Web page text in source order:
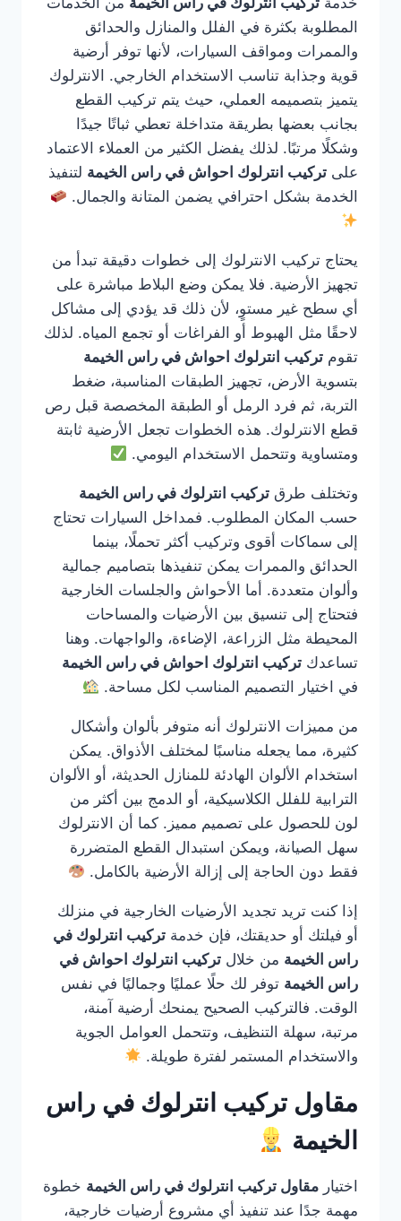
المطلوبة بكثرة في الفلل والمنازل والحدائق
والممرات ومواقف السيارات، لأنها توفر أرضية
قوية وجذابة تناسب الاستخدام الخارجي. الانترلوك
يتميز بتصميمه العملي، حيث يتم تركيب القطع
بجانب بعضها بطريقة متداخلة تعطي ثباتًا جيدًا
وشكلًا مرتبًا. لذلك يفضل الكثير من العملاء الاعتماد
على تركيب انترلوك احواش في راس الخيمة لتنفيذ
الخدمة بشكل احترافي يضمن المتانة والجمال.
يحتاج تركيب الانترلوك إلى خطوات دقيقة تبدأ من
تجهيز الأرضية. فلا يمكن وضع البلاط مباشرة على
أي سطح غير مستوٍ، لأن ذلك قد يؤدي إلى مشاكل
لاحقًا مثل الهبوط أو الفراغات أو تجمع المياه. لذلك
تقوم تركيب انترلوك احواش في راس الخيمة
بتسوية الأرض، تجهيز الطبقات المناسبة، ضغط
التربة، ثم فرد الرمل أو الطبقة المخصصة قبل رص
قطع الانترلوك. هذه الخطوات تجعل الأرضية ثابتة
ومتساوية وتتحمل الاستخدام اليومي.
وتختلف طرق تركيب انترلوك في راس الخيمة
حسب المكان المطلوب. فمداخل السيارات تحتاج
إلى سماكات أقوى وتركيب أكثر تحملًا، بينما
الحدائق والممرات يمكن تنفيذها بتصاميم جمالية
وألوان متعددة. أما الأحواش والجلسات الخارجية
فتحتاج إلى تنسيق بين الأرضيات والمساحات
المحيطة مثل الزراعة، الإضاءة، والواجهات. وهنا
تساعدك تركيب انترلوك احواش في راس الخيمة
في اختيار التصميم المناسب لكل مساحة.
من مميزات الانترلوك أنه متوفر بألوان وأشكال
كثيرة، مما يجعله مناسبًا لمختلف الأذواق. يمكن
استخدام الألوان الهادئة للمنازل الحديثة، أو الألوان
الترابية للفلل الكلاسيكية، أو الدمج بين أكثر من
لون للحصول على تصميم مميز. كما أن الانترلوك
سهل الصيانة، ويمكن استبدال القطع المتضررة
فقط دون الحاجة إلى إزالة الأرضية بالكامل.
إذا كنت تريد تجديد الأرضيات الخارجية في منزلك
أو فيلتك أو حديقتك، فإن خدمة تركيب انترلوك في
راس الخيمة من خلال تركيب انترلوك احواش في
راس الخيمة توفر لك حلًا عمليًا وجماليًا في نفس
الوقت. فالتركيب الصحيح يمنحك أرضية آمنة،
مرتبة، سهلة التنظيف، وتتحمل العوامل الجوية
والاستخدام المستمر لفترة طويلة.
مقاول تركيب انترلوك في راس
الخيمة
اختيار مقاول تركيب انترلوك في راس الخيمة خطوة
مهمة جدًا عند تنفيذ أي مشروع أرضيات خارجية،